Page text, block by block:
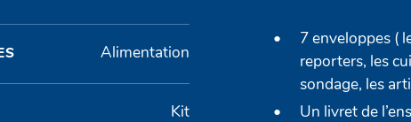
Alimentation
Kit
7 enveloppes (
reporters, les
sondage, les
Un livret de